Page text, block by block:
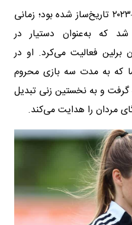
اتا پیش از این نیز در فصل ۲۴–۲۰۲۳ تاریخ‌ساز شده بود؛ زمانی
که به‌عنوان دستیار در
برلین فعالیت می‌کرد. او در
که به مدت سه بازی محروم
گرفت و به نخستین زنی تبدیل
مردان را هدایت می‌کند.